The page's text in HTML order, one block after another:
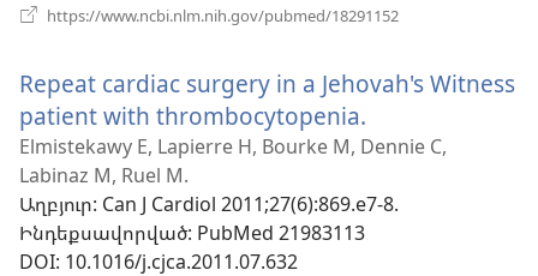
https://www.ncbi.nlm.nih.gov/pubmed/18291152
պատուհան)
Repeat cardiac surgery in a Jehovah's Witness
patient with thrombocytopenia.
է
պատուհան)
Elmistekawy E, Lapierre H, Bourke M, Dennie C,
Labinaz M, Ruel M.
Աղբյուր‎: Can J Cardiol 2011;27(6):869.e7-8.
Ինդեքսավորված‎: PubMed 21983113
DOI‎: 10.1016/j.cjca.2011.07.632